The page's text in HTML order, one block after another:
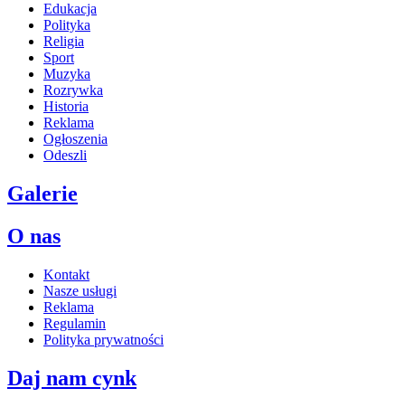
Edukacja
Polityka
Religia
Sport
Muzyka
Rozrywka
Historia
Reklama
Ogłoszenia
Odeszli
Galerie
O nas
Kontakt
Nasze usługi
Reklama
Regulamin
Polityka prywatności
Daj nam cynk